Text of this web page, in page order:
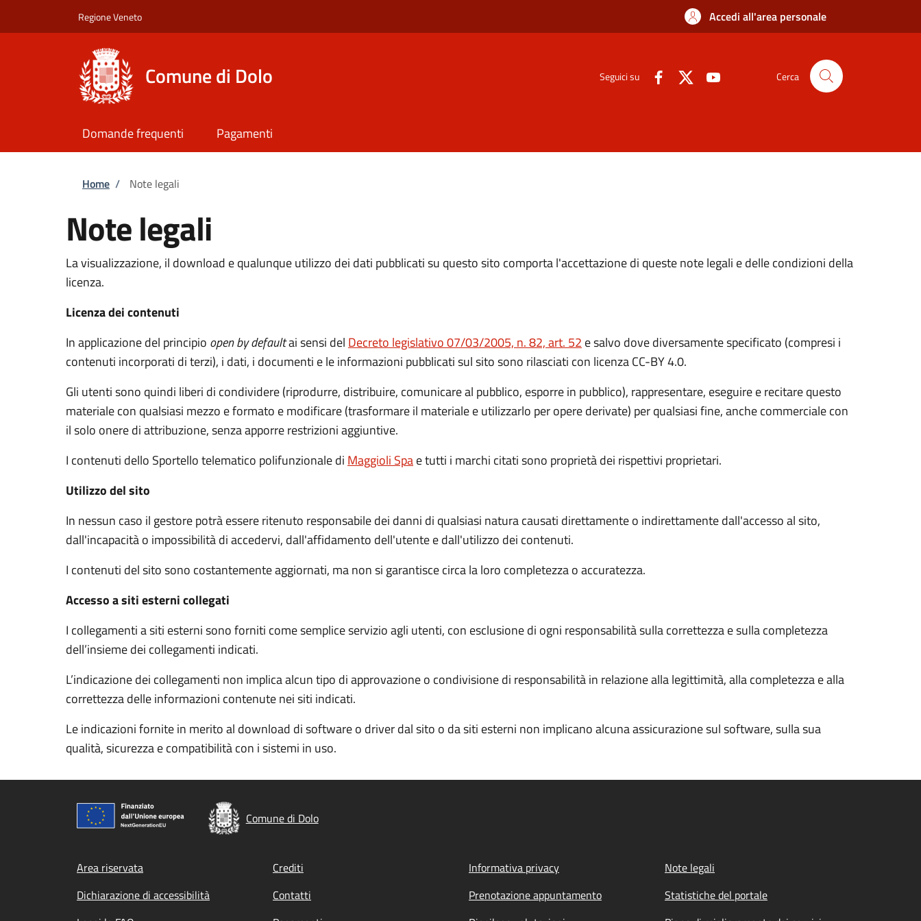
Regione Veneto Accedi all'area personale
Comune di Dolo Seguici su Cerca
Domande frequenti Pagamenti
Briciole di pane
Home / Note legali
Note legali
La visualizzazione, il download e qualunque utilizzo dei dati pubblicati su questo sito comporta l'accettazione di queste note legali e delle condizioni della
licenza.
Licenza dei contenuti
In applicazione del principio open by defaultai sensi del Decreto legislativo 07/03/2005, n. 82, art. 52 e salvo dove diversamente specificato (compresi i
contenuti incorporati di terzi), i dati, i documenti e le informazioni pubblicati sul sito sono rilasciati con licenza CC-BY 4.0.
Gli utenti sono quindi liberi di condividere (riprodurre, distribuire, comunicare al pubblico, esporre in pubblico), rappresentare, eseguire e recitare questo
materiale con qualsiasi mezzo e formato e modificare (trasformare il materiale e utilizzarlo per opere derivate) per qualsiasi fine, anche commerciale con
il solo onere di attribuzione, senza apporre restrizioni aggiuntive.
I contenuti dello Sportello telematico polifunzionaledi Maggioli Spae tutti i marchi citati sono proprietà dei rispettivi proprietari.
Utilizzo del sito
In nessun caso il gestore potrà essere ritenuto responsabile dei danni di qualsiasi natura causati direttamente o indirettamente dall'accesso al sito,
dall'incapacità o impossibilità di accedervi, dall'affidamento dell'utente e dall'utilizzo dei contenuti.
I contenuti del sito sono costantemente aggiornati, ma non si garantisce circa la loro completezza o accuratezza.
Accesso a siti esterni collegati
I collegamenti a siti esterni sono forniti come semplice servizio agli utenti, con esclusione di ogni responsabilità sulla correttezza e sulla completezza
dell’insieme dei collegamenti indicati.
L’indicazione dei collegamenti non implica alcun tipo di approvazione o condivisione di responsabilità in relazione alla legittimità, alla completezza e alla
correttezza delle informazioni contenute nei siti indicati.
Le indicazioni fornite in merito al download di software o driver dal sito o da siti esterni non implicano alcuna assicurazione sul software, sulla sua
qualità, sicurezza e compatibilità con i sistemi in uso.
Comune di Dolo
Footer menu
Area riservata Crediti Informativa privacy
Note legali
Dichiarazione di accessibilità
Contatti Prenotazione appuntamento
Statistiche del portale